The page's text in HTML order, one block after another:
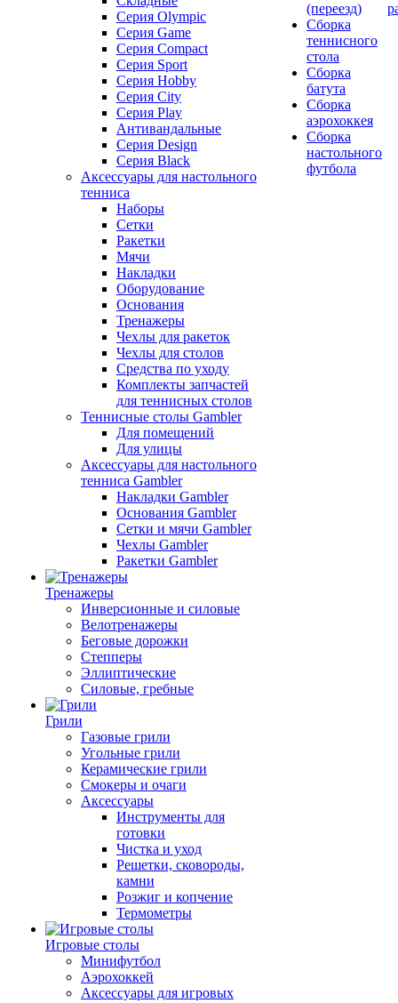
Серия Olympic
Серия Game
Серия Compact
Серия Sport
Серия Hobby
Серия City
Серия Play
Антивандальные
Серия Design
Серия Black
Аксессуары для настольного
тенниса
Наборы
Сетки
Ракетки
Мячи
Накладки
Оборудование
Основания
Тренажеры
Чехлы для ракеток
Чехлы для столов
Средства по уходу
Комплекты запчастей
для теннисных столов
Теннисные столы Gambler
Для помещений
Для улицы
Аксессуары для настольного
тенниса Gambler
Накладки Gambler
Основания Gambler
Сетки и мячи Gambler
Чехлы Gambler
Ракетки Gambler
Тренажеры
Инверсионные и силовые
Велотренажеры
Беговые дорожки
Степперы
Эллиптические
Силовые, гребные
Грили
Газовые грили
Угольные грили
Керамические грили
Смокеры и очаги
Аксессуары
Инструменты для
готовки
Чистка и уход
Решетки, сковороды,
камни
Розжиг и копчение
Термометры
Игровые столы
Минифутбол
Аэрохоккей
Аксессуары для игровых
(переезд)
Сборка
теннисного
стола
Сборка
батута
Сборка
аэрохоккея
Сборка
настольного
футбола